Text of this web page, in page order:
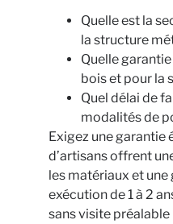
Quelle est la
la structure
Quelle
bois et pour la
Quel délai de
modalités de
Exigez une garantie
d’artisans offrent
les matériaux et
exécution de 1 à 2
sans visite préalable